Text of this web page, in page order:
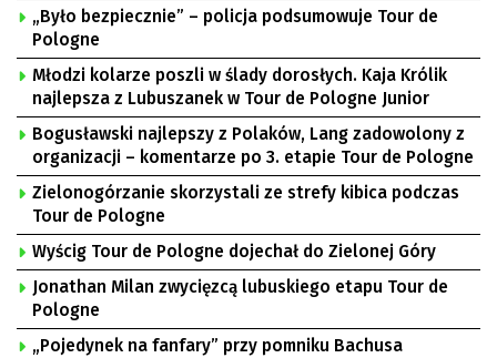
„Było bezpiecznie” – policja podsumowuje Tour de
Pologne
Młodzi kolarze poszli w ślady dorosłych. Kaja Królik
najlepsza z Lubuszanek w Tour de Pologne Junior
Bogusławski najlepszy z Polaków, Lang zadowolony z
organizacji – komentarze po 3. etapie Tour de Pologne
Zielonogórzanie skorzystali ze strefy kibica podczas
Tour de Pologne
Wyścig Tour de Pologne dojechał do Zielonej Góry
Jonathan Milan zwycięzcą lubuskiego etapu Tour de
Pologne
„Pojedynek na fanfary” przy pomniku Bachusa